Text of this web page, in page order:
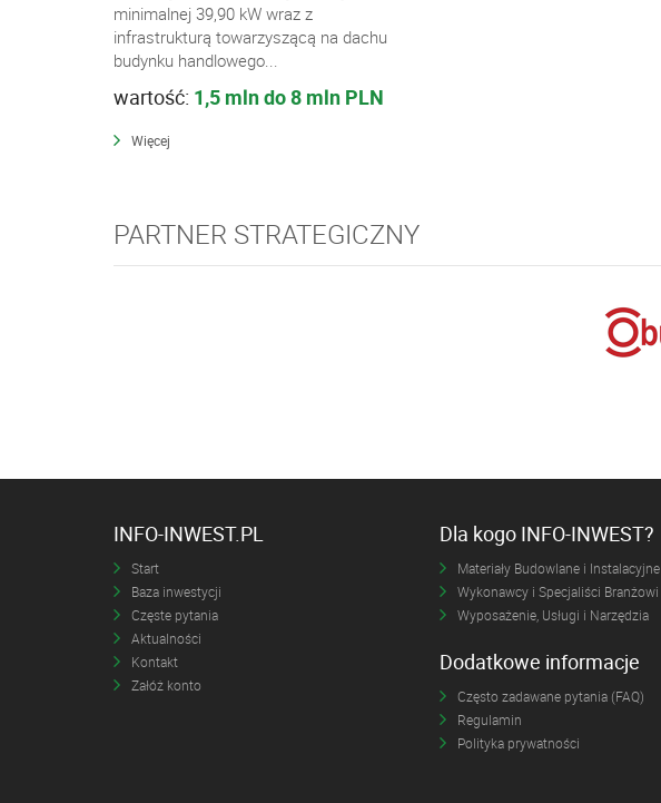
minimalnej 39,90 kW wraz z
infrastrukturą towarzyszącą na dachu
budynku handlowego...
wartość: 1,5 mln do 8 mln PLN
Więcej
PARTNER STRATEGICZNY
INFO-INWEST.PL
Start
Baza inwestycji
Częste pytania
Aktualności
Kontakt
Załóż konto
Dla kogo INFO-INWEST?
Materiały Budowlane i Instalacyjne
Wykonawcy i Specjaliści Branżowi
Wyposażenie, Usługi i Narzędzia
Dodatkowe informacje
Często zadawane pytania (FAQ)
Regulamin
Polityka prywatności